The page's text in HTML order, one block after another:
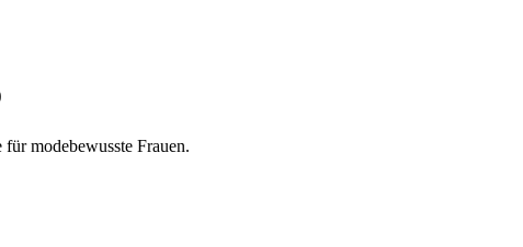
modebewusste Frauen.